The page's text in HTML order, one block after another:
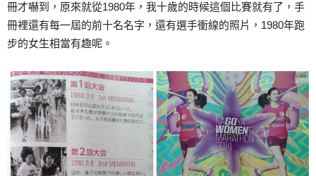
冊才嚇到，原來就從1980年，我十歲的時候這個比賽就有了，手
冊裡還有每一屆的前十名名字，還有選手衝線的照片，1980年跑
步的女生相當有趣呢。